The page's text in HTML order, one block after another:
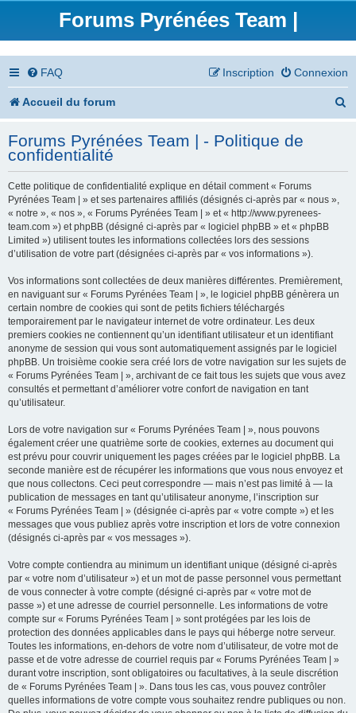
Forums Pyrénées Team |
FAQ Connexion
Inscription
Accueil du forum
h
Forums Pyrénées Team | - Politique de
confidentialité
Cette politique de confidentialité explique en détail comment « Forums
Pyrénées Team | » et ses partenaires affiliés (désignés ci-après par « nous »,
« notre », « nos », « Forums Pyrénées Team | » et « http://www.pyrenees-
team.com ») et phpBB (désigné ci-après par « logiciel phpBB » et « phpBB
Limited ») utilisent toutes les informations collectées lors des sessions
d’utilisation de votre part (désignées ci-après par « vos informations »).
Vos informations sont collectées de deux manières différentes. Premièrement,
en naviguant sur « Forums Pyrénées Team | », le logiciel phpBB génèrera un
certain nombre de cookies qui sont de petits fichiers téléchargés
temporairement par le navigateur internet de votre ordinateur. Les deux
premiers cookies ne contiennent qu’un identifiant utilisateur et un identifiant
anonyme de session qui vous sont automatiquement assignés par le logiciel
phpBB. Un troisième cookie sera créé lors de votre navigation sur les sujets de
« Forums Pyrénées Team | », archivant de ce fait tous les sujets que vous avez
consultés et permettant d’améliorer votre confort de navigation en tant
qu’utilisateur.
Lors de votre navigation sur « Forums Pyrénées Team | », nous pouvons
également créer une quatrième sorte de cookies, externes au document qui
est prévu pour couvrir uniquement les pages créées par le logiciel phpBB. La
seconde manière est de récupérer les informations que vous nous envoyez et
que nous collectons. Ceci peut correspondre — mais n’est pas limité à — la
publication de messages en tant qu’utilisateur anonyme, l’inscription sur
« Forums Pyrénées Team | » (désignée ci-après par « votre compte ») et les
messages que vous publiez après votre inscription et lors de votre connexion
(désignés ci-après par « vos messages »).
Votre compte contiendra au minimum un identifiant unique (désigné ci-après
par « votre nom d’utilisateur ») et un mot de passe personnel vous permettant
de vous connecter à votre compte (désigné ci-après par « votre mot de
passe ») et une adresse de courriel personnelle. Les informations de votre
compte sur « Forums Pyrénées Team | » sont protégées par les lois de
protection des données applicables dans le pays qui héberge notre serveur.
Toutes les informations, en-dehors de votre nom d’utilisateur, de votre mot de
passe et de votre adresse de courriel requis par « Forums Pyrénées Team | »
durant votre inscription, sont obligatoires ou facultatives, à la seule discrétion
de « Forums Pyrénées Team | ». Dans tous les cas, vous pouvez contrôler
quelles informations de votre compte vous souhaitez rendre publiques ou non.